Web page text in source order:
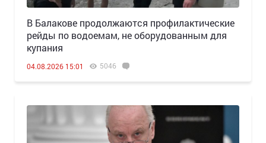
В Балакове продолжаются профилактические
рейды по водоемам, не оборудованным для
купания
04.08.2026 15:01 5046